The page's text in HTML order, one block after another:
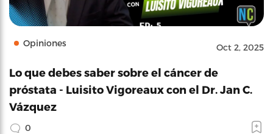
Opiniones Oct 2, 2025
Lo que debes saber sobre el cáncer de
próstata - Luisito Vigoreaux con el Dr. Jan C.
Vázquez
0